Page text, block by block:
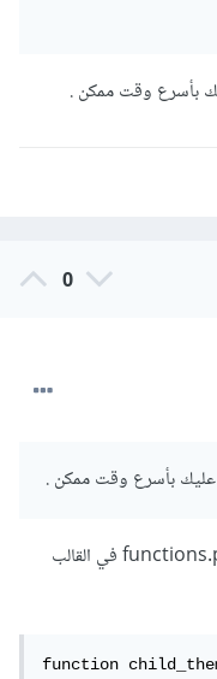
بأسرع وقت ممكن .
0
بأسرع وقت ممكن .
يجب عليك إضافة الكود التالي في ملف functions.php في القالب
function